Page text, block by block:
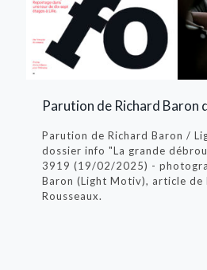
Parution de Richard Baron
Parution de Richard Baron /
dossier info "La grande
3919 (19/02/2025) -
Baron (Light Motiv), article de
Rousseaux.